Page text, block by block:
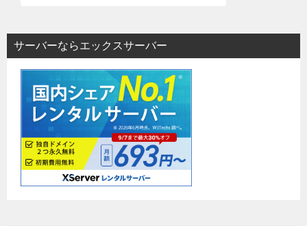
サーバーならエックスサーバー